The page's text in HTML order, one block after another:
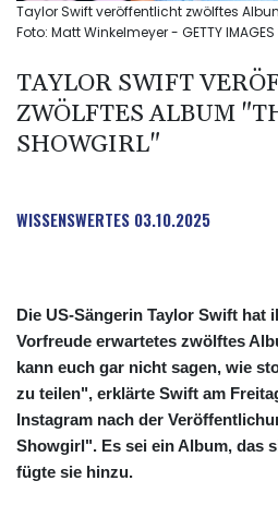
Taylor Swift veröffentlicht zwölftes
Foto: Matt Winkelmeyer - GETTY
TAYLOR SWIFT
ZWÖLFTES ALBUM
SHOWGIRL"
WISSENSWERTES 03.10.2025
Die US-Sängerin Taylor Swift hat
Vorfreude erwartetes zwölftes
kann euch gar nicht sagen, wie
zu teilen", erklärte Swift am
Instagram nach der
Showgirl". Es sei ein Album, das
fügte sie hinzu.